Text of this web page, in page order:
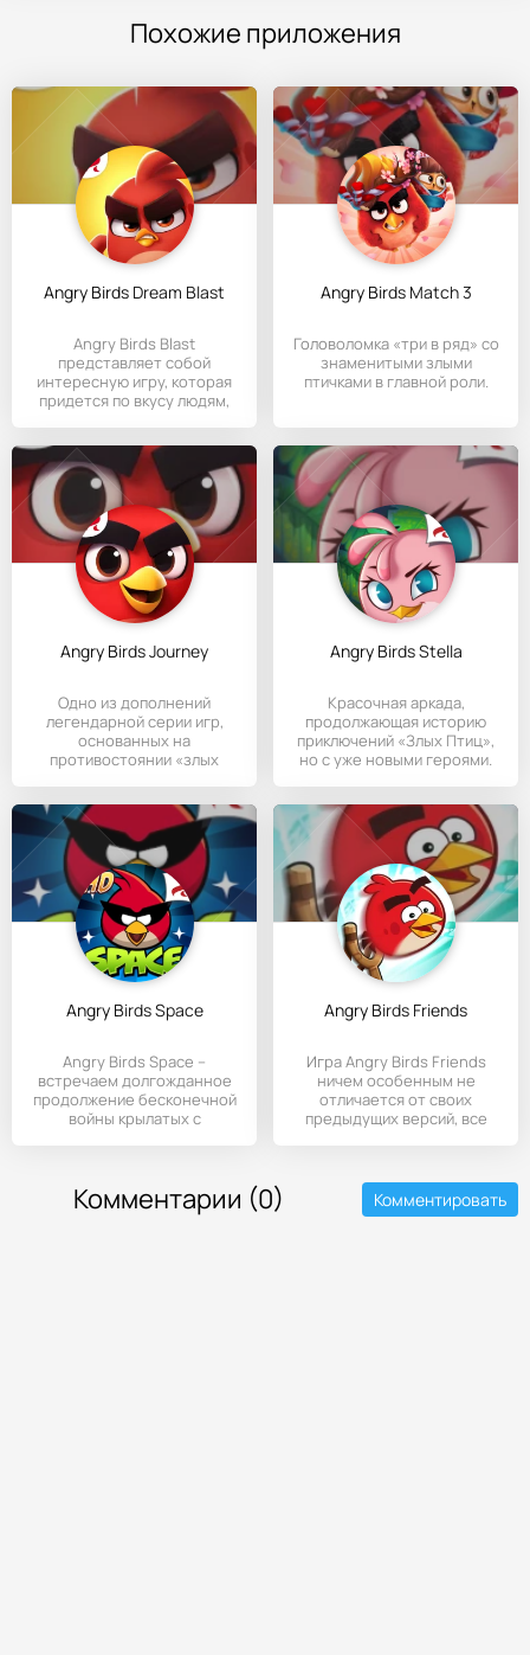
Похожие приложения
Angry Birds Dream Blast
Angry Birds Blast
представляет собой
интересную игру, которая
придется по вкусу людям,
Angry Birds Match 3
Головоломка «три в ряд» со
знаменитыми злыми
птичками в главной роли.
Angry Birds Journey
Одно из дополнений
легендарной серии игр,
основанных на
противостоянии «злых
Angry Birds Stella
Красочная аркада,
продолжающая историю
приключений «Злых Птиц»,
но с уже новыми героями.
Angry Birds Space
Angry Birds Space –
встречаем долгожданное
продолжение бесконечной
войны крылатых с
Angry Birds Friends
Игра Angry Birds Friends
ничем особенным не
отличается от своих
предыдущих версий, все
Комментарии (0) Комментировать